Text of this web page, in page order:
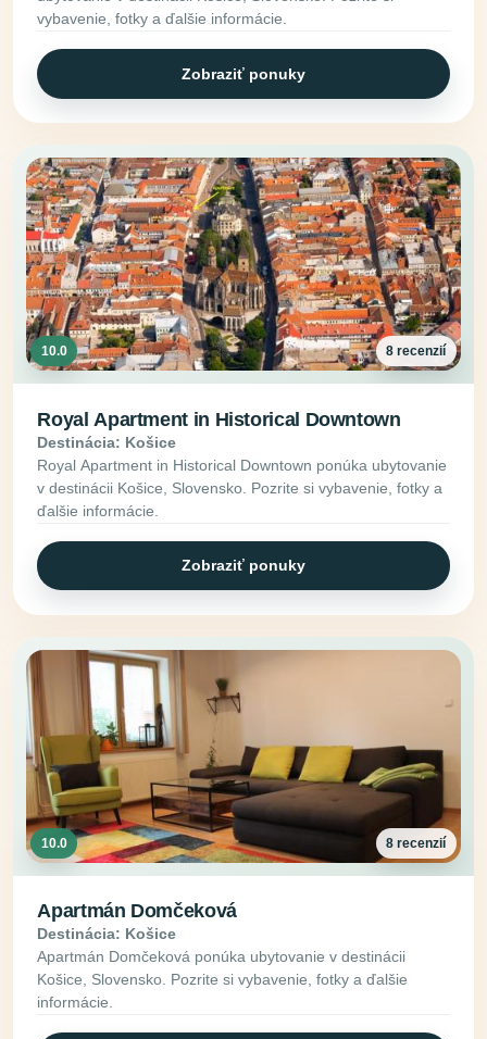
vybavenie, fotky a ďalšie informácie.
Zobraziť ponuky
10.0 8 recenzií
Royal Apartment in Historical Downtown
Destinácia: Košice
Royal Apartment in Historical Downtown ponúka ubytovanie
v destinácii Košice, Slovensko. Pozrite si vybavenie, fotky a
ďalšie informácie.
Zobraziť ponuky
10.0 8 recenzií
Apartmán Domčeková
Destinácia: Košice
Apartmán Domčeková ponúka ubytovanie v destinácii
Košice, Slovensko. Pozrite si vybavenie, fotky a ďalšie
informácie.